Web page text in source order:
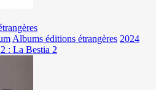
Albums éditions étrangères 2024
: La Bestia 2